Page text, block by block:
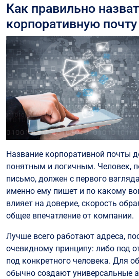
Как правильно
корпоративную почту
Название корпоративной почты
понятным и логичным. Человек,
письмо, должен с первого
именно ему пишет и по какому
влияет на доверие, скорость
общее впечатление от компании.
Лучше всего работают адреса,
очевидному принципу: либо под
под конкретного человека. Для
обычно создают универсальные